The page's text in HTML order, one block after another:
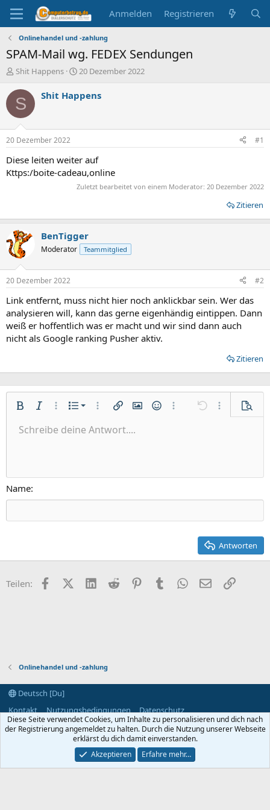
Anmelden Registrieren
Onlinehandel und -zahlung
SPAM-Mail wg. FEDEX Sendungen
E
s
t
e
r
Shit Happens
E
s
t
t
a
20 Dezember 2022
S Shit Happens
20 Dezember 2022 #1
Diese leiten weiter auf
Kttps:/boite-cadeau,online
Zuletzt bearbeitet von einem Moderator: 20 Dezember 2022
Zitieren
BenTigger
Moderator Teammitglied
20 Dezember 2022 #2
Link entfernt, muss nicht hier noch anklickbar sein. Wer das
analysieren will, kann das gerne eigenhändig eintippen. Dann
weiß er hoffentlich was er macht und wir sind dann auch
nicht als Google ranking Pusher aktiv.
Zitieren
Fett KursivWeitere Einstellungen…
Liste
Nummerierte Liste
Ungeordnete Liste
Weitere Einstellungen…
Link einfügen
Bild einfügen
SmileysWeitere Einstellungen…
Rückgängig
Weitere
Schriftgröße
9
18
22
TextfarbeSchriftfamilie
Arial
Tahoma
Times New Roman
Durchgestrichen
Unterstrichen
Inline-Code
AusrichtungLinksbündig
Paragraph format
Normal
Heading 2
Heading 3
ZitatMedienTabelle einfügen
Insert horizontal line
SpoilerCode
Wiederholen
BBCode umschalten
Formatierung entfernen
EntwürfeEntwurf speichern
Schreibe deine Antwort....
Name
Antworten
Teilen: FacebookX (Twitter)
LinkedIn
Reddit PinterestTumblr WhatsApp
E-MailLink
Onlinehandel und -zahlung
Deutsch [Du]
Kontakt
Nutzungsbedingungen
Datenschutz
Hilfe und Impressum
Start
R
S
S
Community platform by XenForo® © 2010-2024 XenForo Ltd.
Abfragen 8 Zeit 0.0563s Max. Speicher
Diese Seite verwendet Cookies, um Inhalte zu personalisieren und dich nach
der Registrierung angemeldet zu halten. Durch die Nutzung unserer Webseite
erklärst du dich damit einverstanden.
Akzeptieren
Erfahre mehr…